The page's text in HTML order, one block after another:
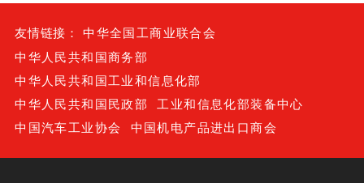
友情链接：
中华全国工商业联合会
中华人民共和国商务部
中华人民共和国工业和信息化部
中华人民共和国民政部
工业和信息化部装备中心
中国汽车工业协会
中国机电产品进出口商会